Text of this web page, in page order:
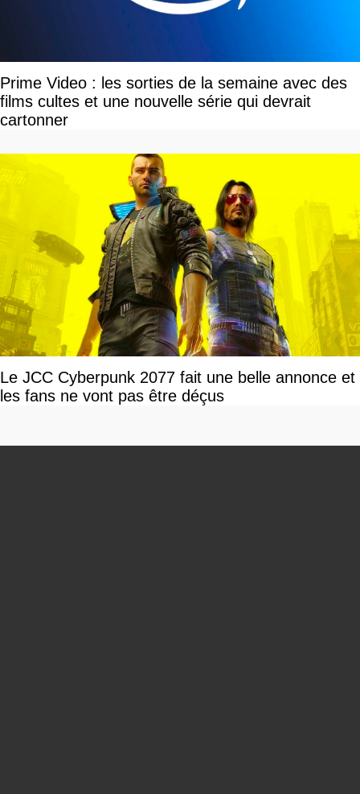
Prime Video : les sorties de la semaine avec des
films cultes et une nouvelle série qui devrait
cartonner
Le JCC Cyberpunk 2077 fait une belle annonce et
les fans ne vont pas être déçus